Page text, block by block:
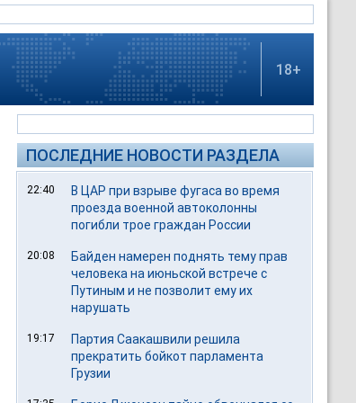
18+
ПОСЛЕДНИЕ НОВОСТИ РАЗДЕЛА
22:40
В ЦАР при взрыве фугаса во время
проезда военной автоколонны
погибли трое граждан России
20:08
Байден намерен поднять тему прав
человека на июньской встрече с
Путиным и не позволит ему их
нарушать
19:17
Партия Саакашвили решила
прекратить бойкот парламента
Грузии